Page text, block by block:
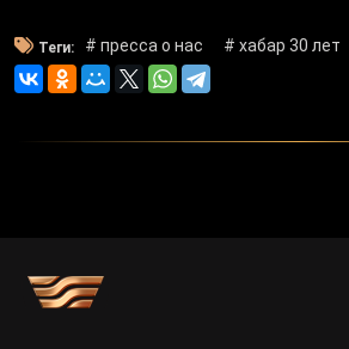
Теги: # пресса о нас # хабар 30 лет